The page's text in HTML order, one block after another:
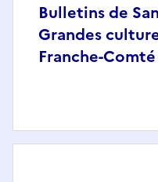
Bulletins de
Grandes
Franche-